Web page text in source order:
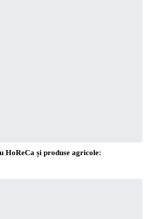
HoReCa și produse agricole: